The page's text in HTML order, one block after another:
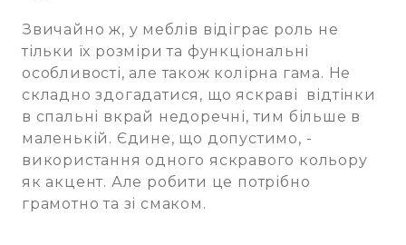
Звичайно ж, у меблів відіграє роль не
тільки їх розміри та функціональні
особливості, але також колірна гама. Не
складно здогадатися, що яскраві відтінки
в спальні вкрай недоречні, тим більше в
маленькій. Єдине, що допустимо, -
використання одного яскравого кольору
як акцент. Але робити це потрібно
грамотно та зі смаком.